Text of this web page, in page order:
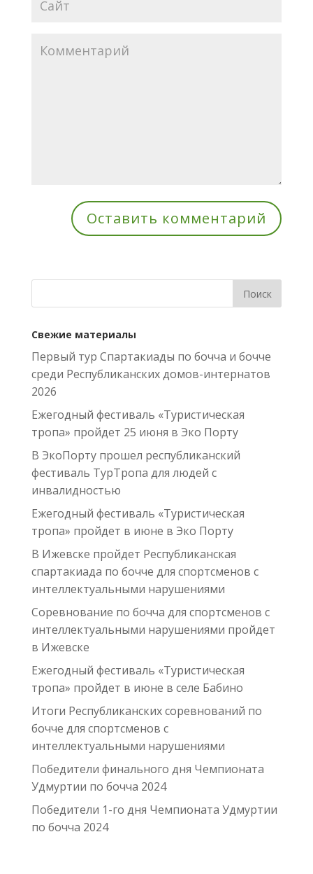
Свежие материалы
Первый тур Спартакиады по бочча и бочче
среди Республиканских домов-интернатов
2026
Ежегодный фестиваль «Туристическая
тропа» пройдет 25 июня в Эко Порту
В ЭкоПорту прошел республиканский
фестиваль ТурТропа для людей с
инвалидностью
Ежегодный фестиваль «Туристическая
тропа» пройдет в июне в Эко Порту
В Ижевске пройдет Республиканская
спартакиада по бочче для спортсменов с
интеллектуальными нарушениями
Соревнование по бочча для спортсменов с
интеллектуальными нарушениями пройдет
в Ижевске
Ежегодный фестиваль «Туристическая
тропа» пройдет в июне в селе Бабино
Итоги Республиканских соревнований по
бочче для спортсменов с
интеллектуальными нарушениями
Победители финального дня Чемпионата
Удмуртии по бочча 2024
Победители 1-го дня Чемпионата Удмуртии
по бочча 2024